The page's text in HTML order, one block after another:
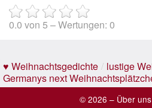
0.0 von 5 – Wertungen: 0
♥ Weihnachtsgedichte / lustige
Germanys next
© 2026 – Über uns